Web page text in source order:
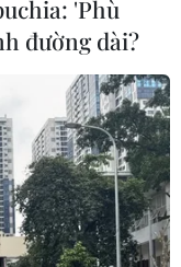
'Phù
đường dài?